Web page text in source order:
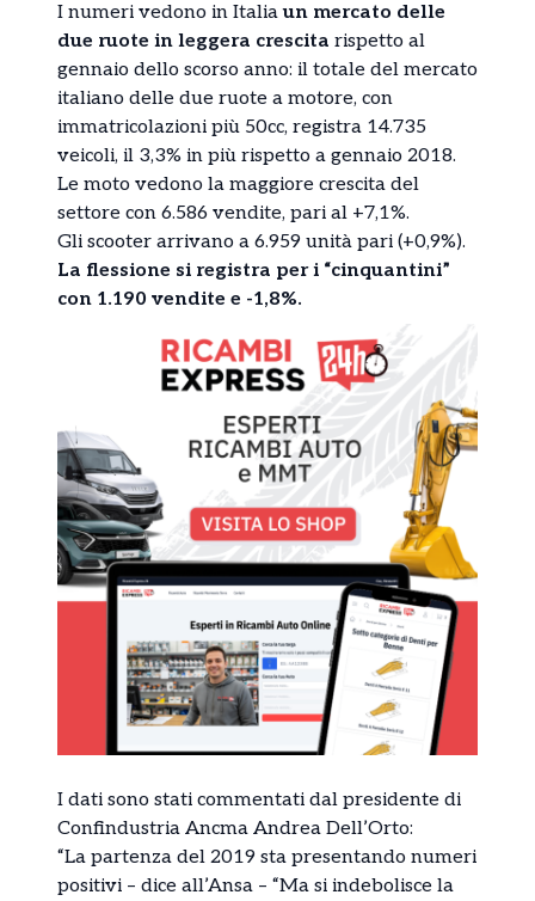
I numeri vedono in Italiaun mercato delle
due ruote in leggera crescita rispetto al
gennaio dello scorso anno: il totale del mercato
italiano delle due ruote a motore, con
immatricolazioni più 50cc, registra 14.735
veicoli, il 3,3% in più rispetto a gennaio 2018.
Le moto vedono la maggiore crescita del
settore con 6.586 vendite, pari al +7,1%.
Gli scooter arrivano a 6.959 unità pari (+0,9%).
La flessione si registra per i “cinquantini”
con 1.190 vendite e -1,8%.
I dati sono stati commentati dal presidente di
Confindustria Ancma Andrea Dell’Orto:
“La partenza del 2019 sta presentando numeri
positivi – dice all’Ansa – “Ma si indebolisce la